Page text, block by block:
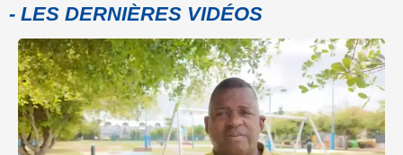
- LES DERNIÈRES VIDÉOS